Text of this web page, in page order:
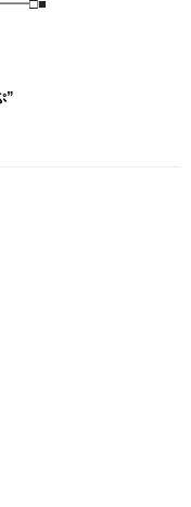
”